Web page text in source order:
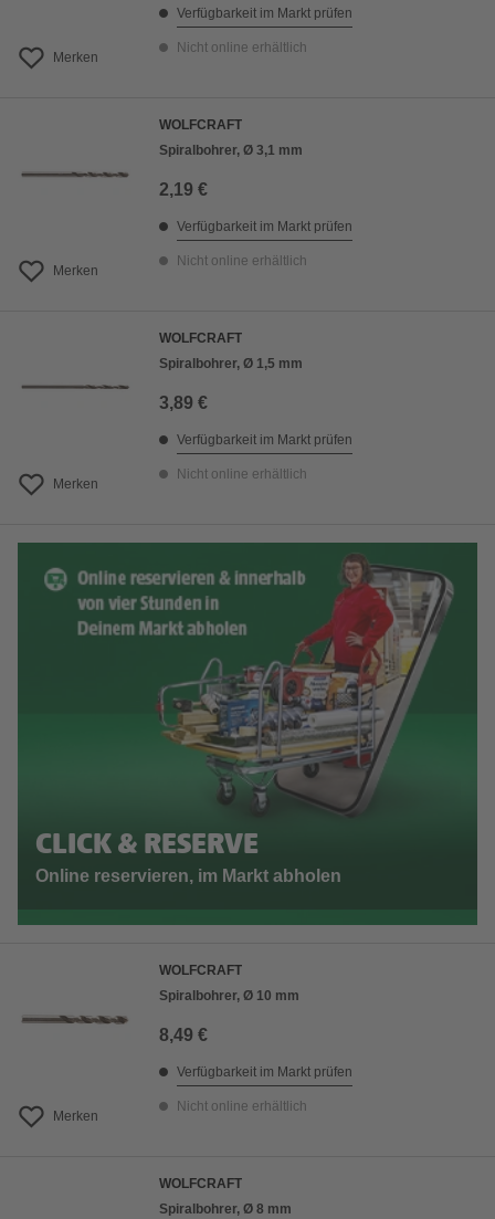
Merken
Verfügbarkeit im Markt prüfen
Nicht online erhältlich
Merken
WOLFCRAFT
Spiralbohrer, Ø 3,1 mm
2,19 €
Verfügbarkeit im Markt prüfen
Nicht online erhältlich
Merken
WOLFCRAFT
Spiralbohrer, Ø 1,5 mm
3,89 €
Verfügbarkeit im Markt prüfen
Nicht online erhältlich
CLICK & RESERVE
Online reservieren, im Markt abholen
Merken
WOLFCRAFT
Spiralbohrer, Ø 10 mm
8,49 €
Verfügbarkeit im Markt prüfen
Nicht online erhältlich
WOLFCRAFT
Spiralbohrer, Ø 8 mm